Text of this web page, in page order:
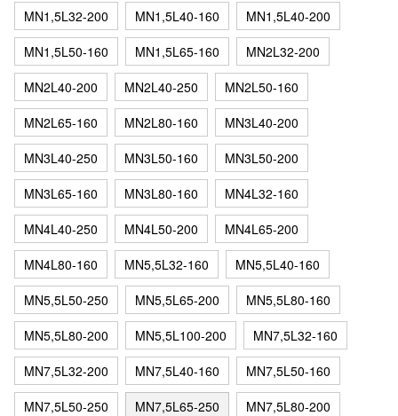
MN1,5L32-200
MN1,5L40-160
MN1,5L40-200
MN1,5L50-160
MN1,5L65-160
MN2L32-200
MN2L40-200
MN2L40-250
MN2L50-160
MN2L65-160
MN2L80-160
MN3L40-200
MN3L40-250
MN3L50-160
MN3L50-200
MN3L65-160
MN3L80-160
MN4L32-160
MN4L40-250
MN4L50-200
MN4L65-200
MN4L80-160
MN5,5L32-160
MN5,5L40-160
MN5,5L50-250
MN5,5L65-200
MN5,5L80-160
MN5,5L80-200
MN5,5L100-200
MN7,5L32-160
MN7,5L32-200
MN7,5L40-160
MN7,5L50-160
MN7,5L50-250
MN7,5L65-250
MN7,5L80-200